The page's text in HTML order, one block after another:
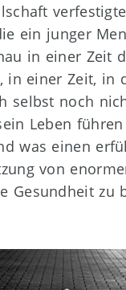
ein junger
in einer Zeit
in einer Zeit, in
selbst noch
Leben
was einen
von
Gesundheit zu